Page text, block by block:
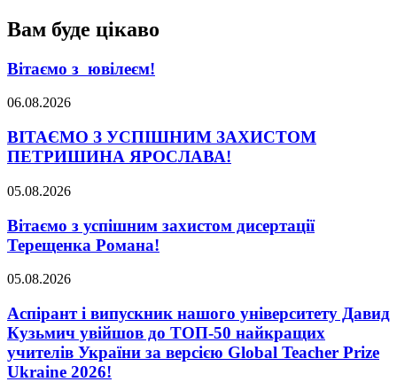
Вам буде цікаво
Вітаємо з ювілеєм!
06.08.2026
ВІТАЄМО З УСПІШНИМ ЗАХИСТОМ
ПЕТРИШИНА ЯРОСЛАВА!
05.08.2026
Вітаємо з успішним захистом дисертації
Терещенка Романа!
05.08.2026
Аспірант і випускник нашого університету Давид
Кузьмич увійшов до ТОП-50 найкращих
учителів України за версією Global Teacher Prize
Ukraine 2026!